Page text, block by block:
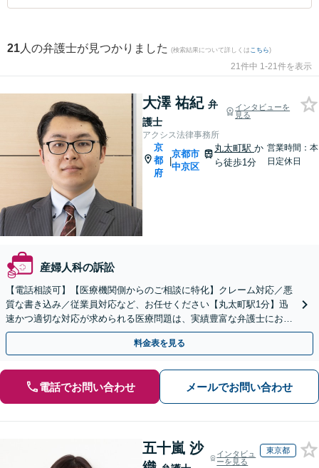
21 人の弁護士が見つかりました (検索結果について詳しくは こちら)
21件中 1-21件を表示
大澤 祐紀 弁
護士
インタビューを
見る
アクシス法律事務所
京
都
府
|
京都市
中京区
丸太町駅か
ら徒歩1分
営業時間：本
日定休日
産婦人科の訴訟
【電話相談可】【医療機関側からのご相談に特化】クレーム対応／悪
質な書き込み／従業員対応など、お任せください【丸太町駅1分】迅
速かつ適切な対応が求められる医療問題は、実績豊富な弁護士にお任
せください【休日面談可】【平日夜間対応】
料金表を見る
電話でお問い合わせ メールでお問い合わせ
五十嵐 沙
インタビュ
ーを見る
東京都